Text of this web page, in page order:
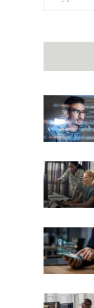
for: